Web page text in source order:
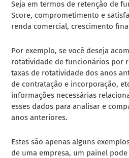
Seja em termos de retenção de
Score, comprometimento e
renda comercial, crescimento
Por exemplo, se você deseja
rotatividade de funcionários por
taxas de rotatividade dos anos
de contratação e incorporação,
informações necessárias
esses dados para analisar e
anos anteriores.
Estes são apenas alguns
de uma empresa, um painel